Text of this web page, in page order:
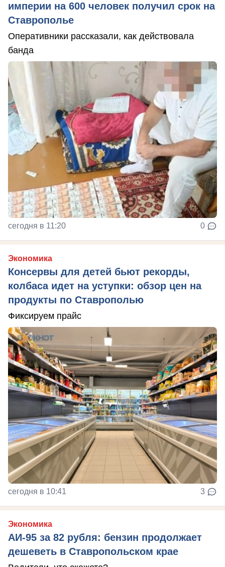
империи на 600 человек получил срок на
Ставрополье
Оперативники рассказали, как действовала
банда
сегодня в 11:20 0
Экономика
Консервы для детей бьют рекорды,
колбаса идет на уступки: обзор цен на
продукты по Ставрополью
Фиксируем прайс
сегодня в 10:41 3
Экономика
АИ-95 за 82 рубля: бензин продолжает
дешеветь в Ставропольском крае